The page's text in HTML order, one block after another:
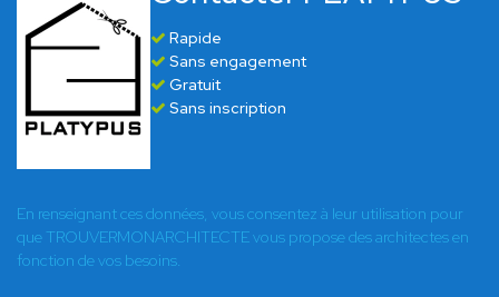
Rapide
Sans engagement
Gratuit
Sans inscription
En renseignant ces données, vous consentez à leur utilisation pour
que TROUVERMONARCHITECTE vous propose des architectes en
fonction de vos besoins.